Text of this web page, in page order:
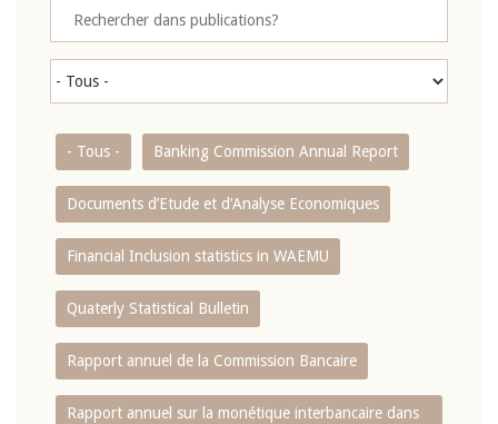
- Tous - Banking Commission Annual Report
Documents d’Etude et d’Analyse Economiques
Financial Inclusion statistics in WAEMU
Quaterly Statistical Bulletin
Rapport annuel de la Commission Bancaire
Rapport annuel sur la monétique interbancaire dans